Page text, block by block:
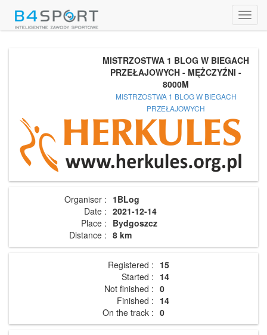
MISTRZOSTWA 1 BLOG W BIEGACH
PRZEŁAJOWYCH - MĘŻCZYŹNI -
8000M
MISTRZOSTWA 1 BLOG W BIEGACH
PRZEŁAJOWYCH
Organiser : 1BLog
Date : 2021-12-14
Place : Bydgoszcz
Distance : 8 km
Registered : 15
Started : 14
Not finished : 0
Finished : 14
On the track : 0